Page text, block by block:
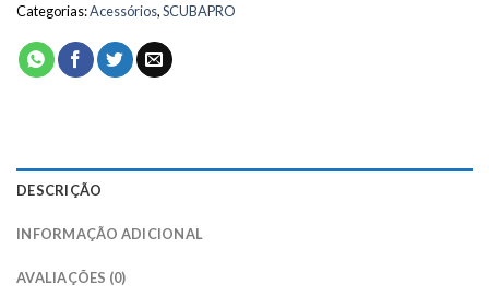
Categorias:Acessórios,SCUBAPRO
DESCRIÇÃO
INFORMAÇÃO ADICIONAL
AVALIAÇÕES (0)